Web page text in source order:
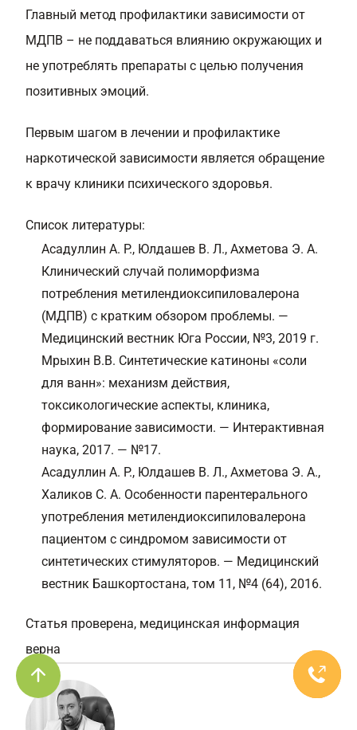
Главный метод профилактики зависимости от
МДПВ – не поддаваться влиянию окружающих и
не употреблять препараты с целью получения
позитивных эмоций.
Первым шагом в лечении и профилактике
наркотической зависимости является обращение
к врачу клиники психического здоровья.
Список литературы:
Асадуллин А. Р., Юлдашев В. Л., Ахметова Э. А.
Клинический случай полиморфизма
потребления метилендиоксипиловалерона
(МДПВ) с кратким обзором проблемы. —
Медицинский вестник Юга России, №3, 2019 г.
Мрыхин В.В. Синтетические катиноны «соли
для ванн»: механизм действия,
токсикологические аспекты, клиника,
формирование зависимости. — Интерактивная
наука, 2017. — №17.
Асадуллин А. Р., Юлдашев В. Л., Ахметова Э. А.,
Халиков С. А. Особенности парентерального
употребления метилендиоксипиловалерона
пациентом с синдромом зависимости от
синтетических стимуляторов. — Медицинский
вестник Башкортостана, том 11, №4 (64), 2016.
Статья проверена, медицинская информация
верна